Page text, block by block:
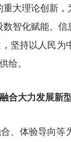
大理论创新
智化赋能、
坚持以人民
给。
合大力发展新
、体验导向